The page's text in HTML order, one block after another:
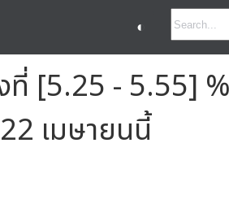
◐
ที่ [5.25 - 5.55]
เมษายนนี้